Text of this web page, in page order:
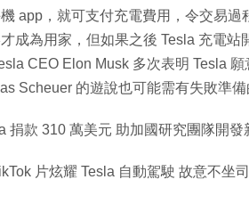
app，就可支付充電費用，令交易
成為用家，但如果之後 Tesla 充電
CEO Elon Musk 多次表明 Tesla
Scheuer 的遊說也可能需有失敗準備
捐款 310 萬美元 助加國研究團隊開發
片炫耀 Tesla 自動駕駛 故意不坐